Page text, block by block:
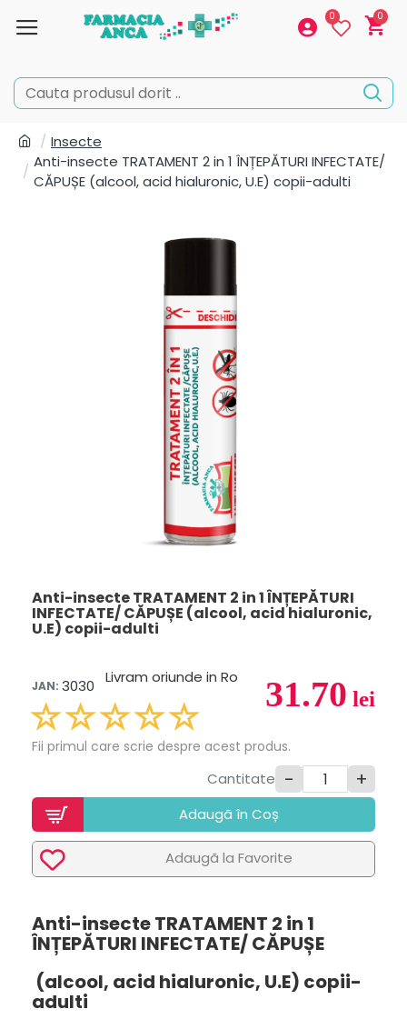
0 0
Insecte
Anti-insecte TRATAMENT 2 in 1 ÎNȚEPĂTURI INFECTATE/
CĂPUȘE (alcool, acid hialuronic, U.E) copii-adulti
Anti-insecte TRATAMENT 2 in 1 ÎNȚEPĂTURI
INFECTATE/ CĂPUȘE (alcool, acid hialuronic,
U.E) copii-adulti
31.70 lei
JAN: 3030 Livram oriunde in Ro
Fii primul care scrie despre acest produs.
Cantitate - +
Adaugã în Coș
Adaugã la Favorite
Anti-insecte TRATAMENT 2 in 1
ÎNȚEPĂTURI INFECTATE/ CĂPUȘE
(alcool, acid hialuronic, U.E) copii-
adulti